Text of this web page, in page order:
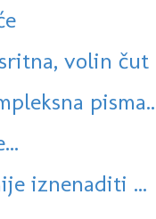
volin
iznenaditi ...